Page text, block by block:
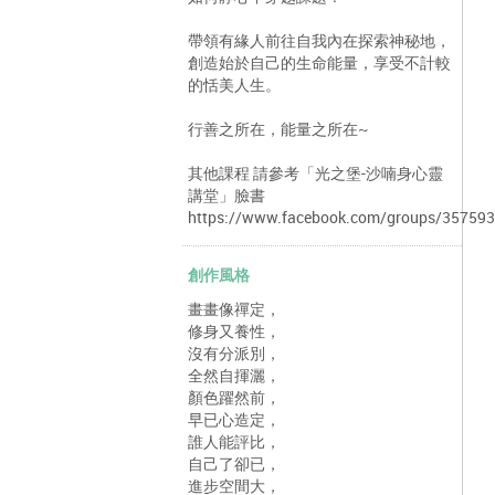
帶領有緣人前往自我內在探索神秘地，
創造始於自己的生命能量，享受不計較
的恬美人生。
行善之所在，能量之所在~
其他課程 請參考「光之堡-沙喃身心靈
講堂」臉書
https://www.facebook.com/groups/
創作風格
畫畫像禪定，
修身又養性，
沒有分派別，
全然自揮灑，
顏色躍然前，
早已心造定，
誰人能評比，
自己了卻已，
進步空間大，